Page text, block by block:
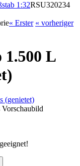
1:32RSU320234
« Erster « vorheriger
1.500 L